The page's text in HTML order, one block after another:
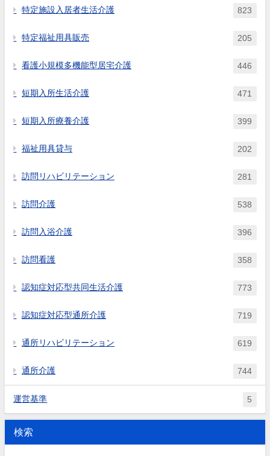
特定施設入居者生活介護 823
特定福祉用具販売 205
看護小規模多機能型居宅介護 446
短期入所生活介護 471
短期入所療養介護 399
福祉用具貸与 202
訪問リハビリテーション 281
訪問介護 538
訪問入浴介護 396
訪問看護 358
認知症対応型共同生活介護 773
認知症対応型通所介護 719
通所リハビリテーション 619
通所介護 744
運営基準 5
検索